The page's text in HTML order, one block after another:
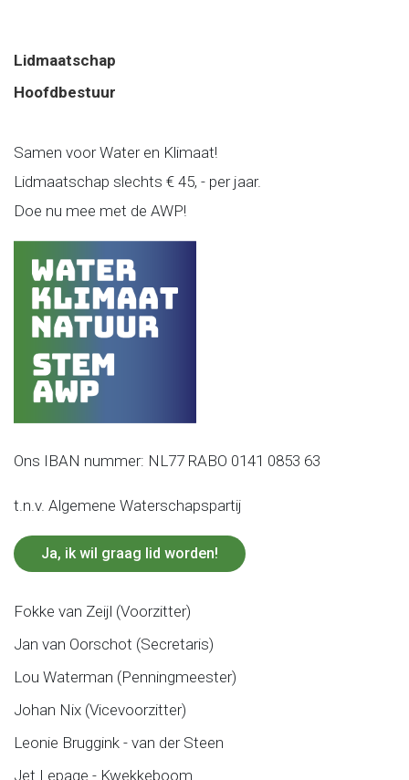
Lidmaatschap
Hoofdbestuur
Samen voor Water en Klimaat!
Lidmaatschap slechts € 45, - per jaar.
Doe nu mee met de AWP!
Ons IBAN nummer: NL77 RABO 0141 0853 63
t.n.v. Algemene Waterschapspartij
Ja, ik wil graag lid worden!
Fokke van Zeijl (Voorzitter)
Jan van Oorschot (Secretaris)
Lou Waterman (Penningmeester)
Johan Nix (Vicevoorzitter)
Leonie Bruggink - van der Steen
Jet Lepage - Kwekkeboom